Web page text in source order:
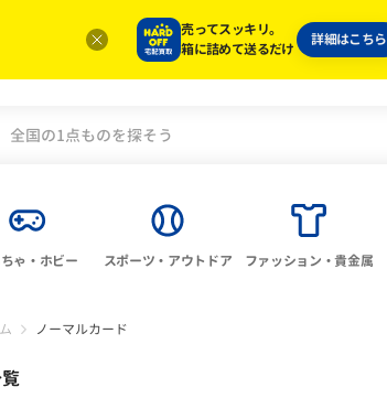
売ってスッキリ。
箱に詰めて送るだけ
詳細はこちら
ゃ・ホビー スポーツ・アウトドア ファッション・貴金属
ノーマルカード